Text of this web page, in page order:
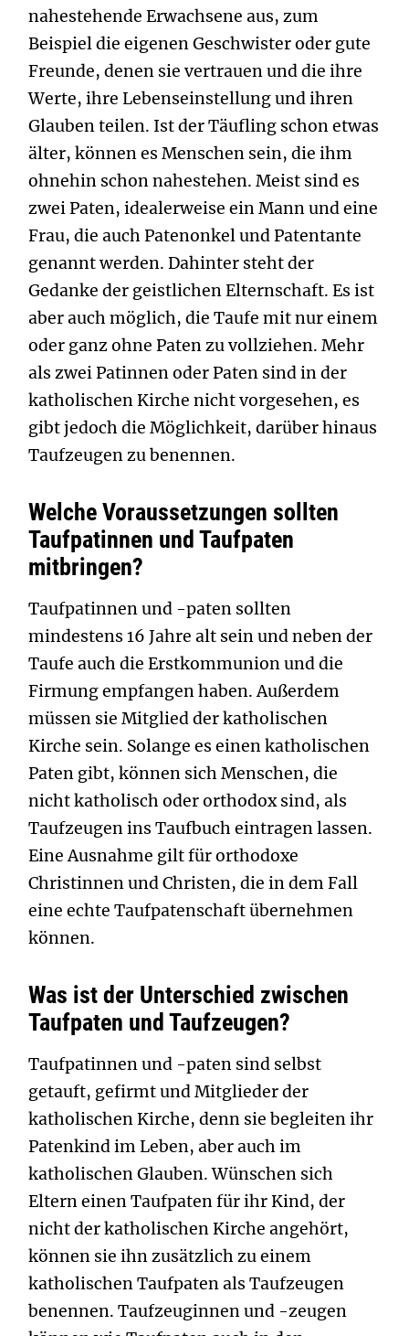
nahestehende Erwachsene aus, zum
Beispiel die eigenen Geschwister oder gute
Freunde, denen sie vertrauen und die ihre
Werte, ihre Lebenseinstellung und ihren
Glauben teilen. Ist der Täufling schon etwas
älter, können es Menschen sein, die ihm
ohnehin schon nahestehen. Meist sind es
zwei Paten, idealerweise ein Mann und eine
Frau, die auch Patenonkel und Patentante
genannt werden. Dahinter steht der
Gedanke der geistlichen Elternschaft. Es ist
aber auch möglich, die Taufe mit nur einem
oder ganz ohne Paten zu vollziehen. Mehr
als zwei Patinnen oder Paten sind in der
katholischen Kirche nicht vorgesehen, es
gibt jedoch die Möglichkeit, darüber hinaus
Taufzeugen zu benennen.
Welche Voraussetzungen sollten
Taufpatinnen und Taufpaten
mitbringen?
Taufpatinnen und -paten sollten
mindestens 16 Jahre alt sein und neben der
Taufe auch die Erstkommunion und die
Firmung empfangen haben. Außerdem
müssen sie Mitglied der katholischen
Kirche sein. Solange es einen katholischen
Paten gibt, können sich Menschen, die
nicht katholisch oder orthodox sind, als
Taufzeugen ins Taufbuch eintragen lassen.
Eine Ausnahme gilt für orthodoxe
Christinnen und Christen, die in dem Fall
eine echte Taufpatenschaft übernehmen
können.
Was ist der Unterschied zwischen
Taufpaten und Taufzeugen?
Taufpatinnen und -paten sind selbst
getauft, gefirmt und Mitglieder der
katholischen Kirche, denn sie begleiten ihr
Patenkind im Leben, aber auch im
katholischen Glauben. Wünschen sich
Eltern einen Taufpaten für ihr Kind, der
nicht der katholischen Kirche angehört,
können sie ihn zusätzlich zu einem
katholischen Taufpaten als Taufzeugen
benennen. Taufzeuginnen und -zeugen